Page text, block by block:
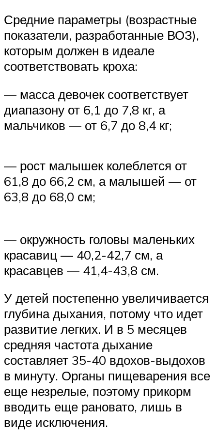
Средние параметры (возрастные
показатели, разработанные ВОЗ),
которым должен в идеале
соответствовать кроха:
— масса девочек соответствует
диапазону от 6,1 до 7,8 кг, а
мальчиков — от 6,7 до 8,4 кг;
— рост малышек колеблется от
61,8 до 66,2 см, а малышей — от
63,8 до 68,0 см;
— окружность головы маленьких
красавиц — 40,2-42,7 см, а
красавцев — 41,4-43,8 см.
У детей постепенно увеличивается
глубина дыхания, потому что идет
развитие легких. И в 5 месяцев
средняя частота дыхание
составляет 35-40 вдохов-выдохов
в минуту. Органы пищеварения все
еще незрелые, поэтому прикорм
вводить еще рановато, лишь в
виде исключения.